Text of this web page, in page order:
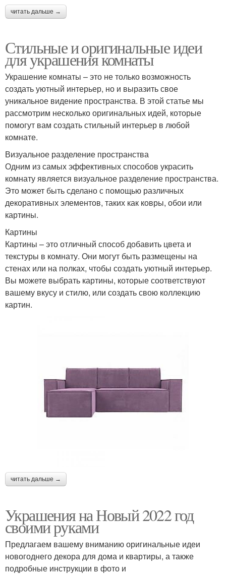
читать дальше →
Стильные и оригинальные идеи
для украшения комнаты
Украшение комнаты – это не только возможность
создать уютный интерьер, но и выразить свое
уникальное видение пространства. В этой статье мы
рассмотрим несколько оригинальных идей, которые
помогут вам создать стильный интерьер в любой
комнате.
Визуальное разделение пространства
Одним из самых эффективных способов украсить
комнату является визуальное разделение пространства.
Это может быть сделано с помощью различных
декоративных элементов, таких как ковры, обои или
картины.
Картины
Картины – это отличный способ добавить цвета и
текстуры в комнату. Они могут быть размещены на
стенах или на полках, чтобы создать уютный интерьер.
Вы можете выбрать картины, которые соответствуют
вашему вкусу и стилю, или создать свою коллекцию
картин.
читать дальше →
Украшения на Новый 2022 год
своими руками
Предлагаем вашему вниманию оригинальные идеи
новогоднего декора для дома и квартиры, а также
подробные инструкции в фото и